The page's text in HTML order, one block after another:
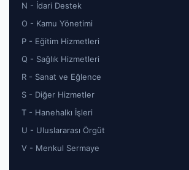
N - İdari Destek
O - Kamu Yönetimi
P - Eğitim Hizmetleri
Q - Sağlık Hizmetleri
R - Sanat ve Eğlence
S - Diğer Hizmetler
T - Hanehalkı İşleri
U - Uluslararası Örgüt
V - Menkul Sermaye